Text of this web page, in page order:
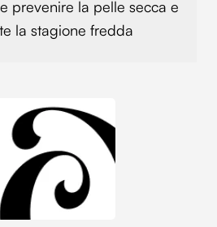
prevenire la pelle secca e
la stagione fredda